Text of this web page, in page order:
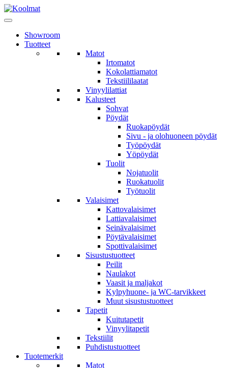
Showroom
Tuotteet
Matot
Irtomatot
Kokolattiamatot
Tekstiililaatat
Vinyylilattiat
Kalusteet
Sohvat
Pöydät
Ruokapöydät
Sivu - ja olohuoneen pöydät
Työpöydät
Yöpöydät
Tuolit
Nojatuolit
Ruokatuolit
Työtuolit
Valaisimet
Kattovalaisimet
Lattiavalaisimet
Seinävalaisimet
Pöytävalaisimet
Spottivalaisimet
Sisustustuotteet
Peilit
Naulakot
Vaasit ja maljakot
Kylpyhuone- ja WC-tarvikkeet
Muut sisustustuotteet
Tapetit
Kuitutapetit
Vinyylitapetit
Tekstiilit
Puhdistustuotteet
Tuotemerkit
Matot